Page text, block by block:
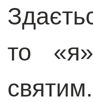
то
святим.